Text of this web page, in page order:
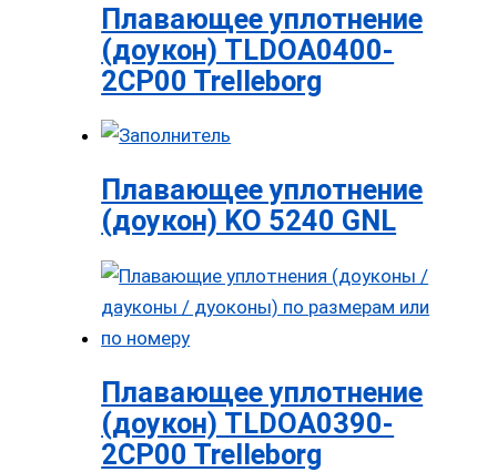
Плавающее уплотнение
(доукон) TLDOA0400-
2CP00 Trelleborg
Плавающее уплотнение
(доукон) KO 5240 GNL
Плавающее уплотнение
(доукон) TLDOA0390-
2CP00 Trelleborg